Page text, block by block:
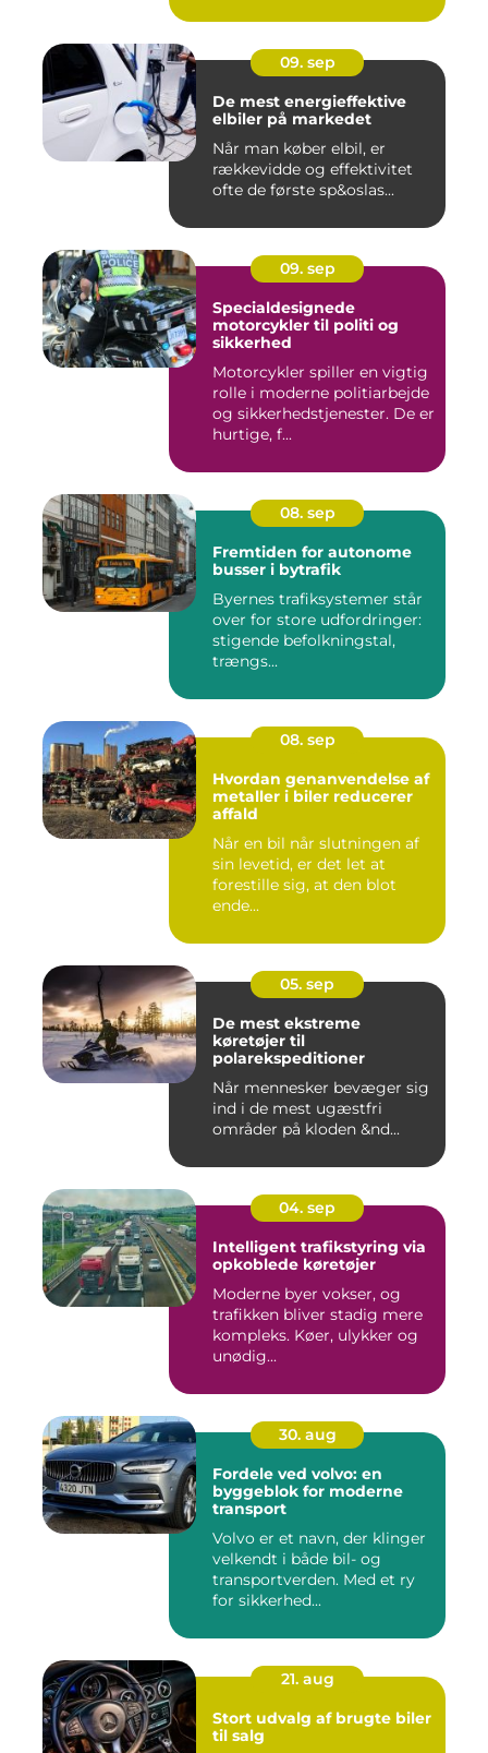
09. sep
De mest energieffektive
elbiler på markedet
Når man køber elbil, er
rækkevidde og effektivitet
ofte de første sp&oslas...
09. sep
Specialdesignede
motorcykler til politi og
sikkerhed
Motorcykler spiller en vigtig
rolle i moderne politiarbejde
og sikkerhedstjenester. De er
hurtige, f...
08. sep
Fremtiden for autonome
busser i bytrafik
Byernes trafiksystemer står
over for store udfordringer:
stigende befolkningstal,
trængs...
08. sep
Hvordan genanvendelse af
metaller i biler reducerer
affald
Når en bil når slutningen af
sin levetid, er det let at
forestille sig, at den blot
ende...
05. sep
De mest ekstreme
køretøjer til
polarekspeditioner
Når mennesker bevæger sig
ind i de mest ugæstfri
områder på kloden &nd...
04. sep
Intelligent trafikstyring via
opkoblede køretøjer
Moderne byer vokser, og
trafikken bliver stadig mere
kompleks. Køer, ulykker og
unødig...
30. aug
Fordele ved volvo: en
byggeblok for moderne
transport
Volvo er et navn, der klinger
velkendt i både bil- og
transportverden. Med et ry
for sikkerhed...
21. aug
Stort udvalg af brugte biler
til salg